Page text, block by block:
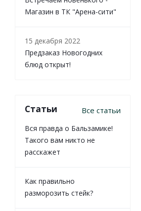
Магазин в ТК "Арена-сити"
15 декабря 2022
Предзаказ Новогодних
блюд открыт!
Статьи Все статьи
Вся правда о Бальзамике!
Такого вам никто не
расскажет
Как правильно
разморозить стейк?